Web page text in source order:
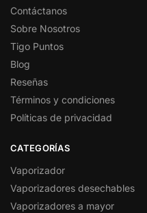
Contáctanos
Sobre Nosotros
Tigo Puntos
Blog
Reseñas
Términos y condiciones
Políticas de privacidad
CATEGORÍAS
Vaporizador
Vaporizadores desechables
Vaporizadores a mayor